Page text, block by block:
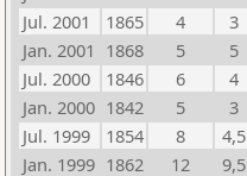
Jul. 2001
1865 4
3
Jan. 2001 1868 5
5
Jul. 2000
1846 6
4
Jan. 2000 1842 5
3
Jul. 1999
1854 8
4,5
Jan. 1999 1862 12
9,5